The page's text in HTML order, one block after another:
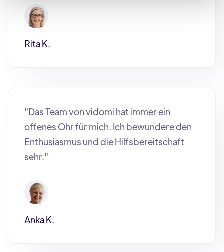
Rita K.
"Das Team von vidomi hat immer ein
offenes Ohr für mich. Ich bewundere den
Enthusiasmus und die Hilfsbereitschaft
sehr."
Anka K.